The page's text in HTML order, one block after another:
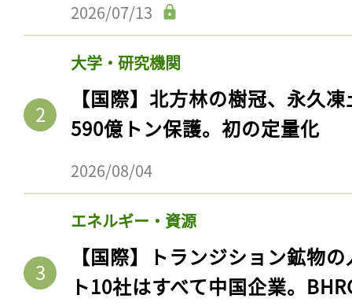
2026/07/13
大学・研究機関
【国際】北方林の樹冠、永久
590億トン保護。初の定量化
2026/08/04
エネルギー・資源
【国際】トランジション鉱物
ト10社はすべて中国企業。